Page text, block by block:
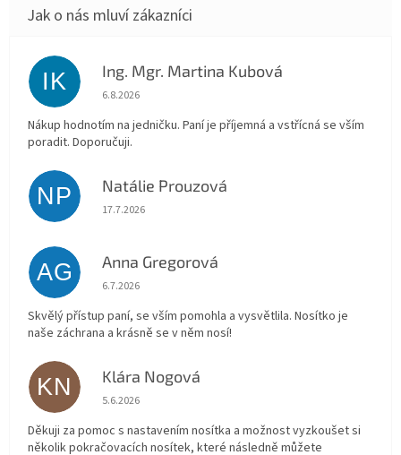
IK Ing. Mgr. Martina Kubová
Hodnocení obchodu je 5 z 5 hvězdiček.
6.8.2026
Nákup hodnotím na jedničku. Paní je příjemná a vstřícná se vším
poradit. Doporučuji.
NP Natálie Prouzová
Hodnocení obchodu je 5 z 5 hvězdiček.
17.7.2026
AG Anna Gregorová
Hodnocení obchodu je 5 z 5 hvězdiček.
6.7.2026
Skvělý přístup paní, se vším pomohla a vysvětlila. Nosítko je
naše záchrana a krásně se v něm nosí!
KN Klára Nogová
Hodnocení obchodu je 5 z 5 hvězdiček.
5.6.2026
Děkuji za pomoc s nastavením nosítka a možnost vyzkoušet si
několik pokračovacích nosítek, které následně můžete